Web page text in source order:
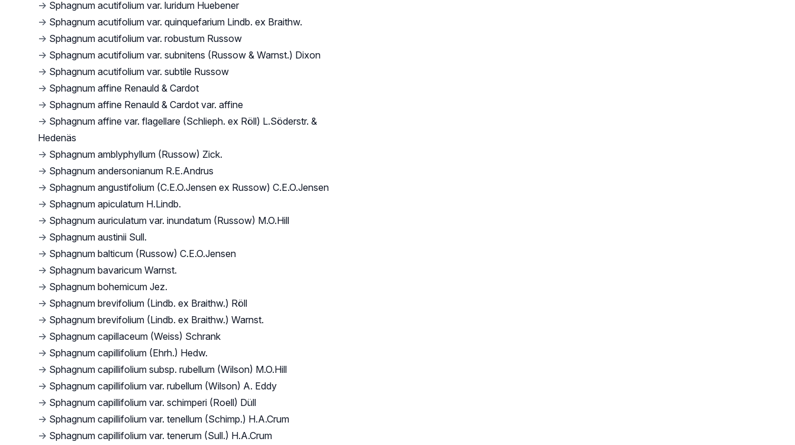
→ Sphagnum acutifolium var. luridum Huebener
→ Sphagnum acutifolium var. quinquefarium Lindb. ex Braithw.
→ Sphagnum acutifolium var. robustum Russow
→ Sphagnum acutifolium var. subnitens (Russow & Warnst.) Dixon
→ Sphagnum acutifolium var. subtile Russow
→ Sphagnum affine Renauld & Cardot
→ Sphagnum affine Renauld & Cardot var. affine
→ Sphagnum affine var. flagellare (Schlieph. ex Röll) L.Söderstr. &
Hedenäs
→ Sphagnum amblyphyllum (Russow) Zick.
→ Sphagnum andersonianum R.E.Andrus
→ Sphagnum angustifolium (C.E.O.Jensen ex Russow) C.E.O.Jensen
→ Sphagnum apiculatum H.Lindb.
→ Sphagnum auriculatum var. inundatum (Russow) M.O.Hill
→ Sphagnum austinii Sull.
→ Sphagnum balticum (Russow) C.E.O.Jensen
→ Sphagnum bavaricum Warnst.
→ Sphagnum bohemicum Jez.
→ Sphagnum brevifolium (Lindb. ex Braithw.) Röll
→ Sphagnum brevifolium (Lindb. ex Braithw.) Warnst.
→ Sphagnum capillaceum (Weiss) Schrank
→ Sphagnum capillifolium (Ehrh.) Hedw.
→ Sphagnum capillifolium subsp. rubellum (Wilson) M.O.Hill
→ Sphagnum capillifolium var. rubellum (Wilson) A. Eddy
→ Sphagnum capillifolium var. schimperi (Roell) Düll
→ Sphagnum capillifolium var. tenellum (Schimp.) H.A.Crum
→ Sphagnum capillifolium var. tenerum (Sull.) H.A.Crum